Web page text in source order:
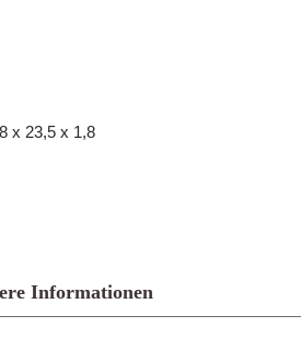
x 23,5 x 1,8
Informationen